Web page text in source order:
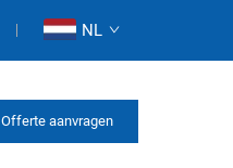
NL
Offerte aanvragen